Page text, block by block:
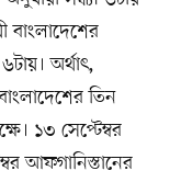
বাংলাদেশের
অর্থাৎ,
তিন
১৩ সেপ্টেম্বর
আফগানিস্তানের